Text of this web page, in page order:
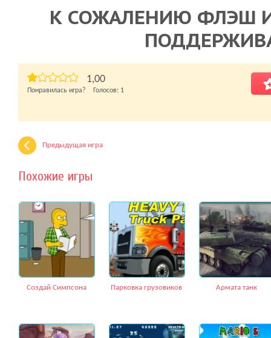
К СОЖАЛЕНИЮ ФЛЭШ
1,00
Понравилась игра? Голосов: 1
Предыдущая игра
Похожие игры
Создай Симпсона Парковка грузовиков Армата танк